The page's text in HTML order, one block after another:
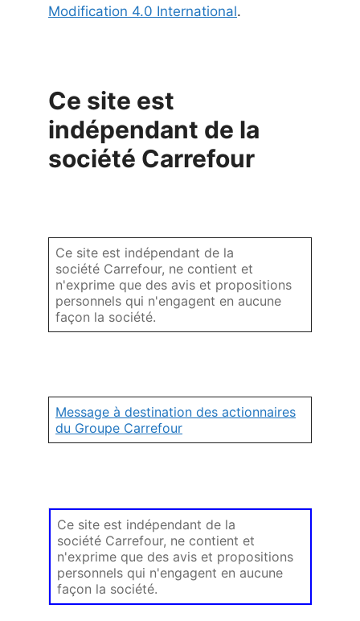
Modification 4.0 International.
Ce site est
indépendant de la
société Carrefour
Ce site est indépendant de la
société Carrefour, ne contient et
n'exprime que des avis et propositions
personnels qui n'engagent en aucune
façon la société.
Message à destination des actionnaires
du Groupe Carrefour
Ce site est indépendant de la
société Carrefour, ne contient et
n'exprime que des avis et propositions
personnels qui n'engagent en aucune
façon la société.